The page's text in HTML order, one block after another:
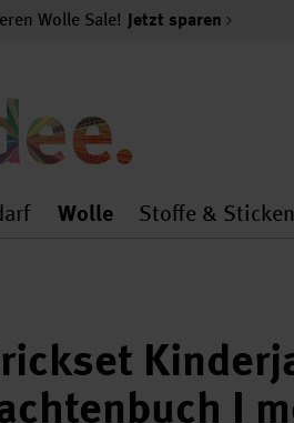
Wolle Sale! Jetzt sparen
Künstlerbedarf
Wolle
Wolle
Stoffe & Sticken
I